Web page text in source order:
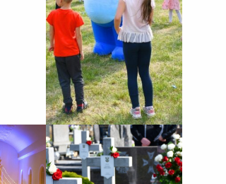
85. rocznica Obrony
Zakroczymia